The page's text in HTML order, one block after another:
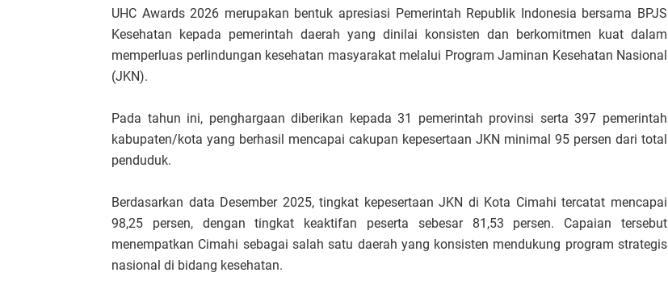
UHC Awards 2026 merupakan bentuk apresiasi Pemerintah Republik Indonesia bersama BPJS
Kesehatan kepada pemerintah daerah yang dinilai konsisten dan berkomitmen kuat dalam
memperluas perlindungan kesehatan masyarakat melalui Program Jaminan Kesehatan Nasional
(JKN).
Pada tahun ini, penghargaan diberikan kepada 31 pemerintah provinsi serta 397 pemerintah
kabupaten/kota yang berhasil mencapai cakupan kepesertaan JKN minimal 95 persen dari total
penduduk.
Berdasarkan data Desember 2025, tingkat kepesertaan JKN di Kota Cimahi tercatat mencapai
98,25 persen, dengan tingkat keaktifan peserta sebesar 81,53 persen. Capaian tersebut
menempatkan Cimahi sebagai salah satu daerah yang konsisten mendukung program strategis
nasional di bidang kesehatan.